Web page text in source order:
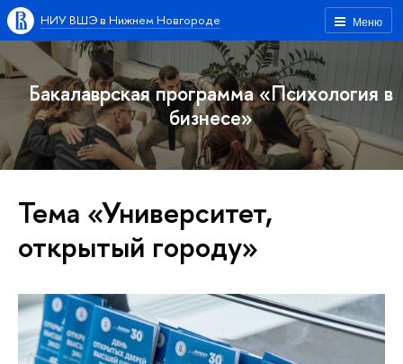
Меню
НИУ ВШЭ в Нижнем Новгороде
Бакалаврская программа «Психология в
бизнесе»
Тема «Университет,
открытый городу»